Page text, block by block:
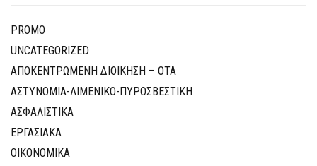
PROMO
UNCATEGORIZED
ΑΠΟΚΕΝΤΡΩΜΕΝΗ ΔΙΟΙΚΗΣΗ – ΟΤΑ
ΑΣΤΥΝΟΜΙΑ-ΛΙΜΕΝΙΚΟ-ΠΥΡΟΣΒΕΣΤΙΚΗ
ΑΣΦΑΛΙΣΤΙΚΑ
ΕΡΓΑΣΙΑΚΑ
ΟΙΚΟΝΟΜΙΚΑ